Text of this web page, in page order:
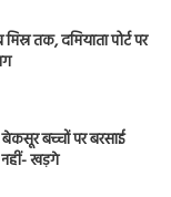
तक, दमियाता पोर्ट पर
बच्चों पर बरसाई
खड़गे